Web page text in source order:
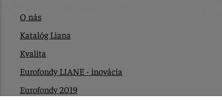
O nás
Katalóg Liana
Kvalita
Eurofondy LIANE - inovácia
Eurofondy 2019